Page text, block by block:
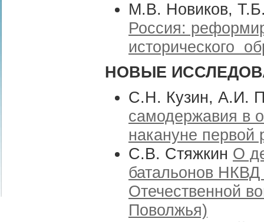
М.В. Новиков,
Россия:
исторического
НОВЫЕ
С.Н. Кузин, А.И.
самодержавия в
накануне первой
С.В. Стяжкин О
батальонов
Отечественной
Поволжья)